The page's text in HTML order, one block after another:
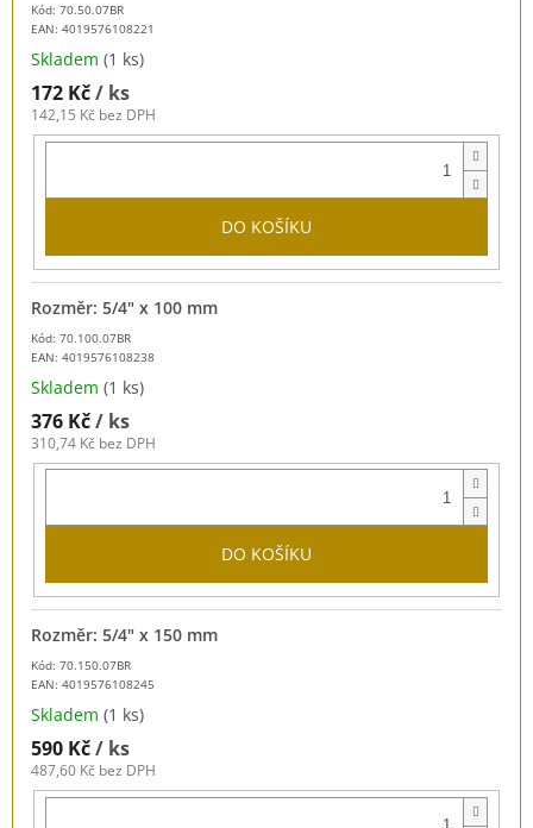
Kód: 70.50.07BR
EAN: 4019576108221
Skladem (1 ks)
172 Kč/ ks
142,15 Kč bez DPH
DO KOŠÍKU
Kód: 70.100.07BR
EAN: 4019576108238
Rozměr: 5/4" x 100 mm
Skladem (1 ks)
376 Kč/ ks
310,74 Kč bez DPH
DO KOŠÍKU
Kód: 70.150.07BR
EAN: 4019576108245
Rozměr: 5/4" x 150 mm
Skladem (1 ks)
590 Kč/ ks
487,60 Kč bez DPH